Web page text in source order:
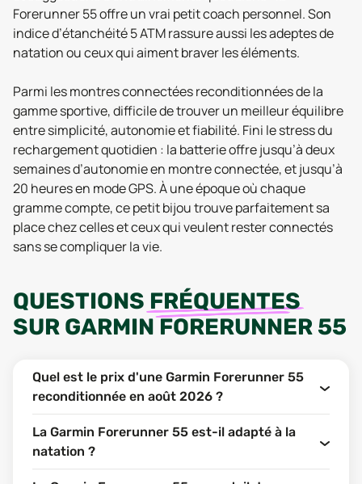
Forerunner 55 offre un vrai petit coach personnel. Son
indice d’étanchéité 5 ATM rassure aussi les adeptes de
natation ou ceux qui aiment braver les éléments.
Parmi les montres connectées reconditionnées de la
gamme sportive, difficile de trouver un meilleur équilibre
entre simplicité, autonomie et fiabilité. Fini le stress du
rechargement quotidien : la batterie offre jusqu’à deux
semaines d’autonomie en montre connectée, et jusqu’à
20 heures en mode GPS. À une époque où chaque
gramme compte, ce petit bijou trouve parfaitement sa
place chez celles et ceux qui veulent rester connectés
sans se compliquer la vie.
QUESTIONS FRÉQUENTES
SUR GARMIN FORERUNNER 55
Quel est le prix d'une Garmin Forerunner 55
reconditionnée en août 2026 ?
La Garmin Forerunner 55 est-il adapté à la
natation ?